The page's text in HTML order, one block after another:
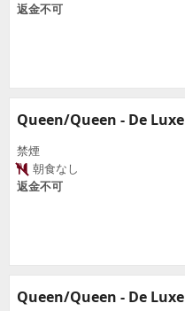
返金不可
Queen/Queen - De Luxe
禁煙
朝食なし
返金不可
Queen/Queen - De Luxe